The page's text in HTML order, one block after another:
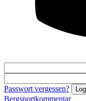
Passwort vergessen?
Bergsportkommentar